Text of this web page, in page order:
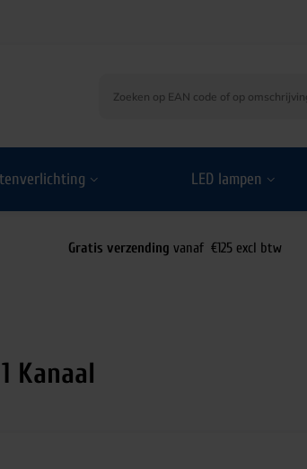
LED lampen
Gratis verzending vanaf €125 excl btw
Kanaal